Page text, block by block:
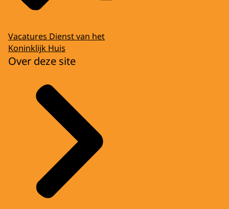
Vacatures Dienst van het
Koninklijk Huis
Over deze site